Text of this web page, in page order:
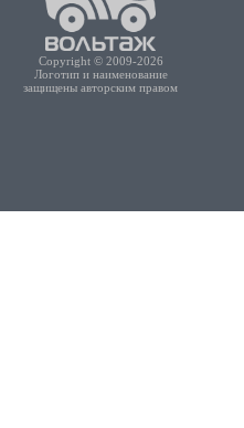
Copyright © 2009-2026
Логотип и наименование
защищены авторским правом